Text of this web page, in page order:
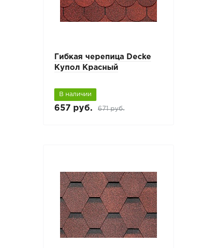
Гибкая черепица Decke
Купол Красный
В наличии
657 руб. 671 руб.